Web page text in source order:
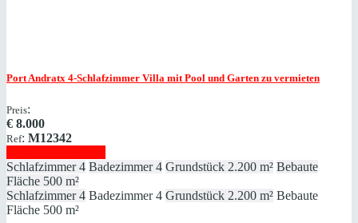
Port Andratx 4-Schlafzimmer Villa mit Pool und Garten zu vermieten
Preis:
€ 8.000
Ref: M12342
Schlafzimmer 4 Badezimmer 4 Grundstück 2.200 m² Bebaute
Fläche 500 m²
Schlafzimmer 4 Badezimmer 4 Grundstück 2.200 m² Bebaute
Fläche 500 m²